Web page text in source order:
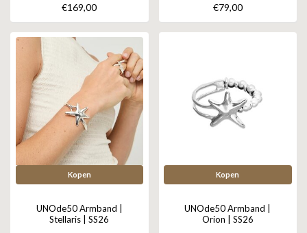
€169,00 €79,00
Kopen
UNOde50 Armband |
Stellaris | SS26
Kopen
UNOde50 Armband |
Orion | SS26